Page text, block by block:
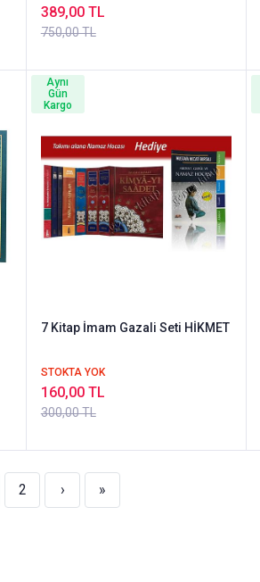
750,00 TL
389,00 TL
7 Kitap İmam Gazali Seti HİKMET
STOKTA YOK
300,00 TL
160,00 TL
Aynı
Gün
Kargo
2 › »